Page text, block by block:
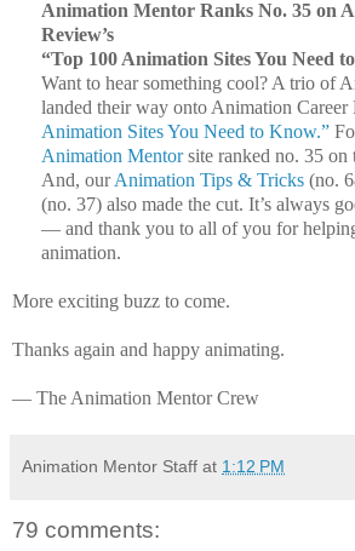
Animation Mentor Ranks No. 35 on
Review’s
“Top 100 Animation Sites You Need
Want to hear something cool? A trio of
landed their way onto Animation Career
Animation Sites You Need to Know.”
Animation Mentorsite ranked no. 35 on
And, ourAnimation Tips & Tricks (no.
(no. 37) also made the cut. It’s always
— and thank you to all of you for
animation.
More exciting buzz to come.
Thanks again and happy animating.
— The Animation Mentor Crew
Animation Mentor Staff at 1:12 PM
79 comments: